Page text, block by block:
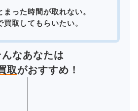
まった時間が取れない。
買取してもらいたい。
んなあなたは
取がおすすめ！